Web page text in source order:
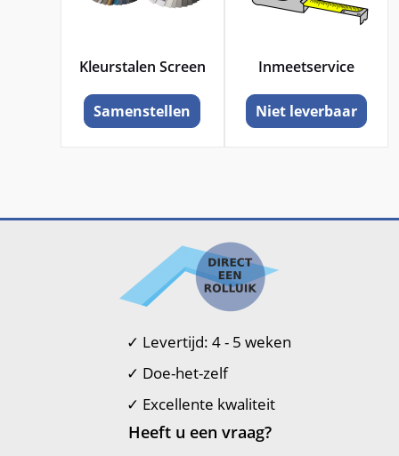
Kleurstalen Screen
Samenstellen
Inmeetservice
Niet leverbaar
✓ Levertijd: 4 - 5 weken
✓ Doe-het-zelf
✓ Excellente kwaliteit
Heeft u een vraag?